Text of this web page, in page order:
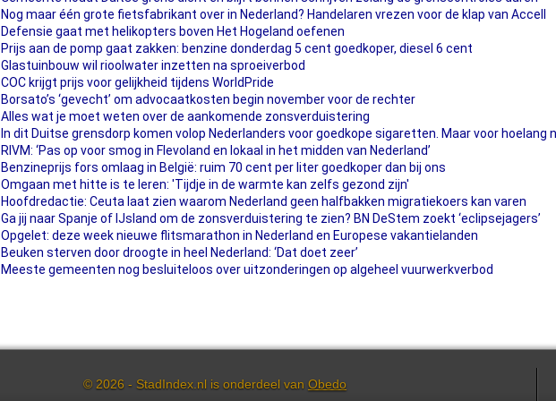
Nog maar één grote fietsfabrikant over in Nederland? Handelaren vrezen voor de klap van Accell
Defensie gaat met helikopters boven Het Hogeland oefenen
Prijs aan de pomp gaat zakken: benzine donderdag 5 cent goedkoper, diesel 6 cent
Glastuinbouw wil rioolwater inzetten na sproeiverbod
COC krijgt prijs voor gelijkheid tijdens WorldPride
Borsato’s ‘gevecht’ om advocaatkosten begin november voor de rechter
Alles wat je moet weten over de aankomende zonsverduistering
In dit Duitse grensdorp komen volop Nederlanders voor goedkope sigaretten. Maar voor hoelang
RIVM: ‘Pas op voor smog in Flevoland en lokaal in het midden van Nederland’
Benzineprijs fors omlaag in België: ruim 70 cent per liter goedkoper dan bij ons
Omgaan met hitte is te leren: 'Tijdje in de warmte kan zelfs gezond zijn'
Hoofdredactie: Ceuta laat zien waarom Nederland geen halfbakken migratiekoers kan varen
Ga jij naar Spanje of IJsland om de zonsverduistering te zien? BN DeStem zoekt ‘eclipsejagers’
Opgelet: deze week nieuwe flitsmarathon in Nederland en Europese vakantielanden
Beuken sterven door droogte in heel Nederland: ‘Dat doet zeer’
Meeste gemeenten nog besluiteloos over uitzonderingen op algeheel vuurwerkverbod
© 2026 - StadIndex.nl is onderdeel van Obedo